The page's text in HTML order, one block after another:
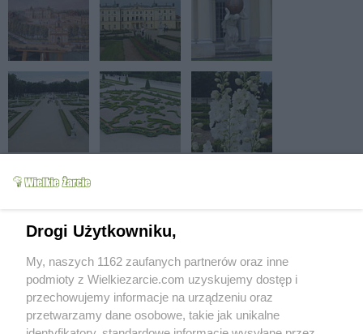
Drogi Użytkowniku,
My, naszych 1162 zaufanych partnerów oraz inne
podmioty z Wielkiezarcie.com uzyskujemy dostęp i
przechowujemy informacje na urządzeniu oraz
przetwarzamy dane osobowe, takie jak unikalne